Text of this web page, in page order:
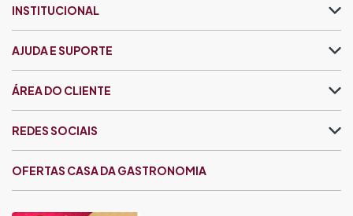
INSTITUCIONAL
AJUDA E SUPORTE
ÁREA DO CLIENTE
OFERTAS CASA DA GASTRONOMIA
REDES SOCIAIS